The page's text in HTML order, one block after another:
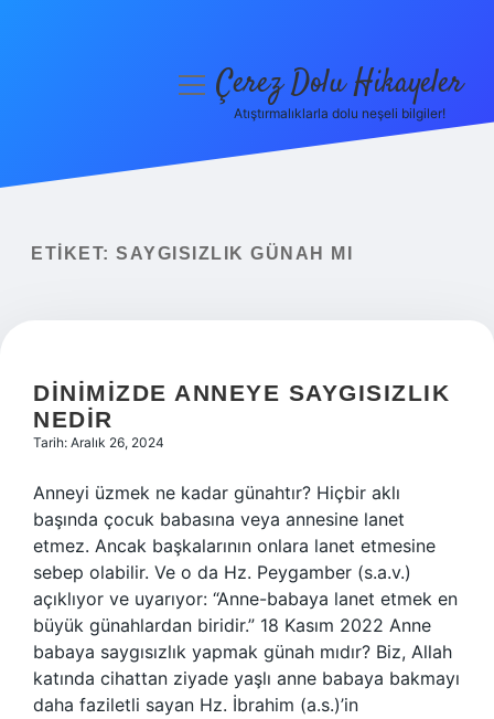
Yasal Uyarı
menüyüÇerez Dolu Hikayeler
Atıştırmalıklarla dolu neşeli bilgiler!
ETIKET: SAYGISIZLIK GÜNAH MI
DINIMIZDE ANNEYE SAYGISIZLIK
NEDIR
Tarih: Aralık 26, 2024
Anneyi üzmek ne kadar günahtır? Hiçbir aklı
başında çocuk babasına veya annesine lanet
etmez. Ancak başkalarının onlara lanet etmesine
sebep olabilir. Ve o da Hz. Peygamber (s.a.v.)
açıklıyor ve uyarıyor: “Anne-babaya lanet etmek en
büyük günahlardan biridir.” 18 Kasım 2022 Anne
babaya saygısızlık yapmak günah mıdır? Biz, Allah
katında cihattan ziyade yaşlı anne babaya bakmayı
daha faziletli sayan Hz. İbrahim (a.s.)’in